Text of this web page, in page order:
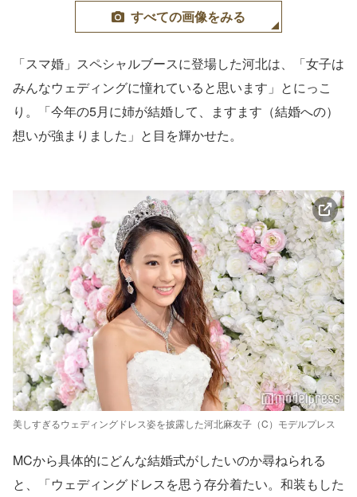
すべての画像をみる
「スマ婚」スペシャルブースに登場した河北は、「女子は
みんなウェディングに憧れていると思います」とにっこ
り。「今年の5月に姉が結婚して、ますます（結婚への）
想いが強まりました」と目を輝かせた。
美しすぎるウェディングドレス姿を披露した河北麻友子（C）モデルプレス
MCから具体的にどんな結婚式がしたいのか尋ねられる
と、「ウェディングドレスを思う存分着たい。和装もした